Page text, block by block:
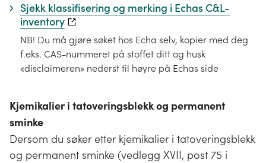
Sjekk klassifisering og merking i Echas C&L-
inventory
NB! Du må gjøre søket hos Echa selv, kopier med deg
f.eks. CAS-nummeret på stoffet ditt og husk
«disclaimeren» nederst til høyre på Echas side
Kjemikalier i tatoveringsblekk og permanent
sminke
Dersom du søker etter kjemikalier i tatoveringsblekk
og permanent sminke (vedlegg XVII, post 75 i